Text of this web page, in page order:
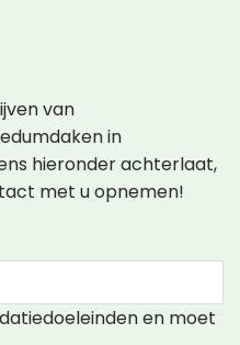
van
in
hieronder achterlaat,
met u opnemen!
en moet